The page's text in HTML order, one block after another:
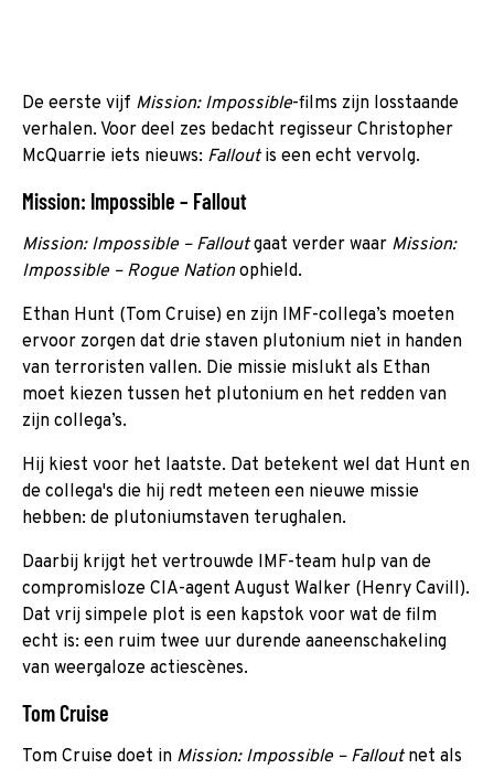
De eerste vijf Mission: Impossible-films zijn losstaande
verhalen. Voor deel zes bedacht regisseur Christopher
McQuarrie iets nieuws: Falloutis een echt vervolg.
Mission: Impossible – Fallout
Mission: Impossible – Falloutgaat verder waar Mission:
Impossible – Rogue Nationophield.
Ethan Hunt (Tom Cruise) en zijn IMF-collega’s moeten
ervoor zorgen dat drie staven plutonium niet in handen
van terroristen vallen. Die missie mislukt als Ethan
moet kiezen tussen het plutonium en het redden van
zijn collega’s.
Hij kiest voor het laatste. Dat betekent wel dat Hunt en
de collega's die hij redt meteen een nieuwe missie
hebben: de plutoniumstaven terughalen.
Daarbij krijgt het vertrouwde IMF-team hulp van de
compromisloze CIA-agent August Walker (Henry Cavill).
Dat vrij simpele plot is een kapstok voor wat de film
echt is: een ruim twee uur durende aaneenschakeling
van weergaloze actiescènes.
Tom Cruise
Tom Cruise doet in Mission: Impossible – Falloutnet als